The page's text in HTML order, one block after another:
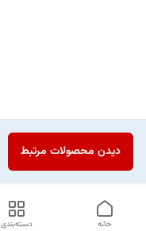
دیدن محصولات مرتبط
دسته‌بندی خانه